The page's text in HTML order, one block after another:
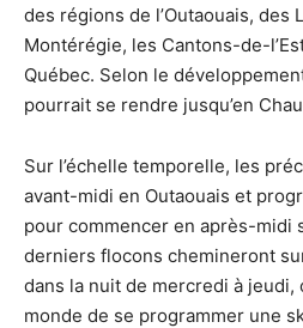
des régions de l’Outaouais, des
Montérégie, les Cantons-de-
Québec. Selon le
pourrait se rendre jusqu’en
Sur l’échelle temporelle, les
avant-midi en Outaouais et
pour commencer en après-midi
derniers flocons chemineront
dans la nuit de mercredi à
monde de se programmer une